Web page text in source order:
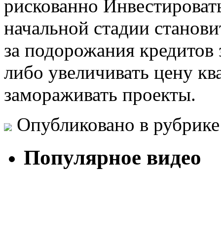
рискованно
начальной стадии
за подорожания
либо увеличивать цену
замораживать проекты.
Опубликовано в
Популярное видео